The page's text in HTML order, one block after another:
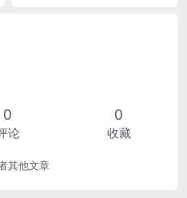
0
论
0
收藏
其他文章